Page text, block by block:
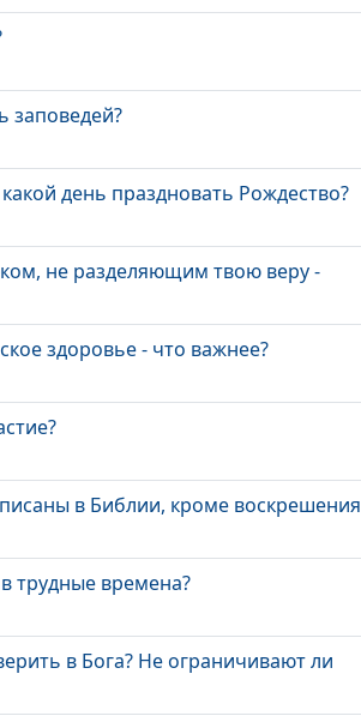
заповедей?
день праздновать Рождество?
не разделяющим твою веру -
здоровье - что важнее?
в Библии, кроме воскрешения
трудные времена?
в Бога? Не ограничивают ли